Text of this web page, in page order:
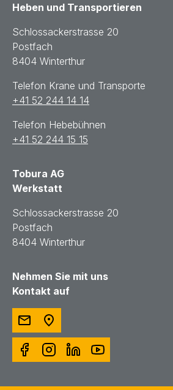
Heben und Transportieren
Schlossackerstrasse 20
Postfach
8404 Winterthur
Telefon Krane und Transporte
+41 52 244 14 14
Telefon Hebebühnen
+41 52 244 15 15
Tobura AG
Werkstatt
Schlossackerstrasse 20
Postfach
8404 Winterthur
Nehmen Sie mit uns
Kontakt auf